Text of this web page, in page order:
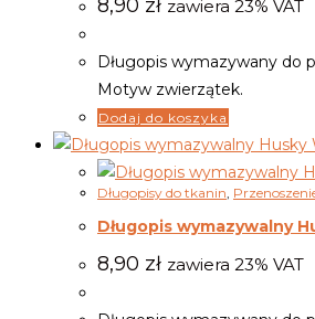
8,90 zł zawiera 23% VAT
Długopis wymazywany do
Motyw zwierzątek.
Dodaj do koszyka
Długopisy do tkanin,
Długopis wymazywalny
8,90 zł zawiera 23% VAT